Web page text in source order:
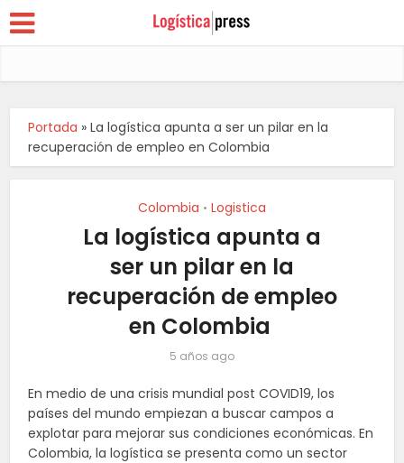
Portada »La logística apunta a ser un pilar en la
recuperación de empleo en Colombia
Colombia • Logistica
La logística apunta a
ser un pilar en la
recuperación de empleo
en Colombia
5 años ago
En medio de una crisis mundial post COVID19, los
países del mundo empiezan a buscar campos a
explotar para mejorar sus condiciones económicas. En
Colombia, la logística se presenta como un sector